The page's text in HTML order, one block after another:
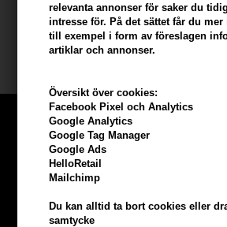
relevanta annonser för saker du
intresse för. På det sättet får du
till exempel i form av föreslagen
artiklar och annonser.
Översikt över cookies:
Facebook Pixel och Analytics
Google Analytics
Google Tag Manager
Google Ads
HelloRetail
Mailchimp
Du kan alltid ta bort cookies eller
samtycke
Storlek: 200 ml
Sachajuan